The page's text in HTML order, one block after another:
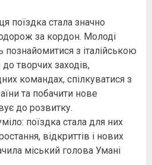
поїздка стала значно
за кордон. Молоді
з італійською
творчих заходів,
командах, спілкуватися з
та побачити нове
до розвитку.
поїздка стала для них
відкриттів і нових
міський голова Умані